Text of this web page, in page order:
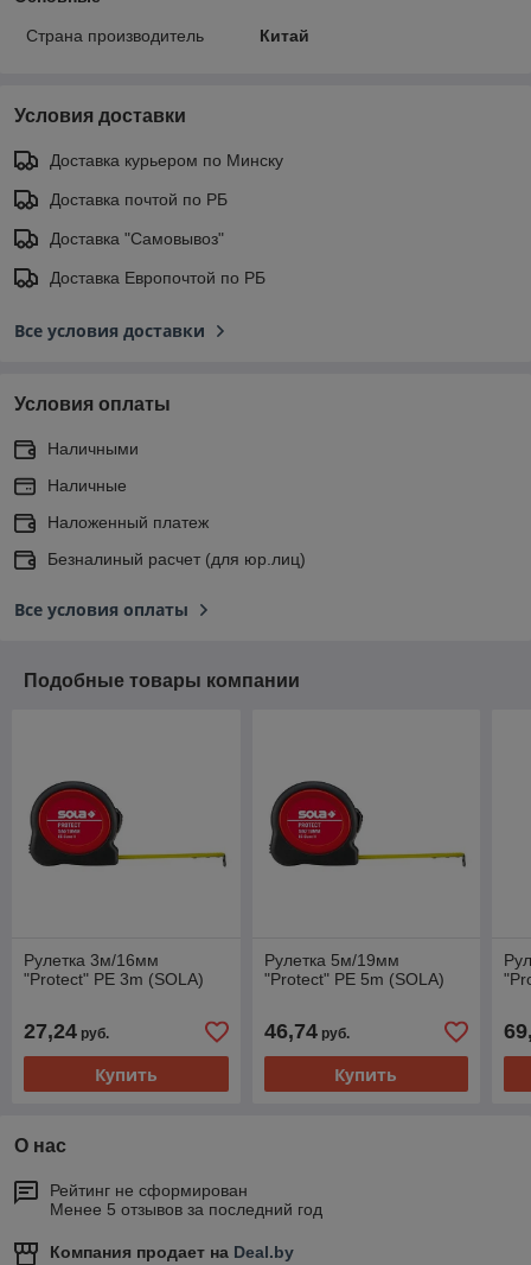
Страна производитель Китай
Условия доставки
Доставка курьером по Минску
Доставка почтой по РБ
Доставка "Самовывоз"
Доставка Европочтой по РБ
Все условия доставки
Условия оплаты
Наличными
Наличные
Наложенный платеж
Безналиный расчет (для юр.лиц)
Все условия оплаты
Подобные товары компании
Рулетка 3м/16мм
"Protect" PE 3m (SOLA)
27,24 руб.
Купить
Рулетка 5м/19мм
"Protect" PE 5m (SOLA)
46,74руб.
Купить
О нас
Рейтинг не сформирован
Менее 5 отзывов за последний год
Компания продает на Deal.by